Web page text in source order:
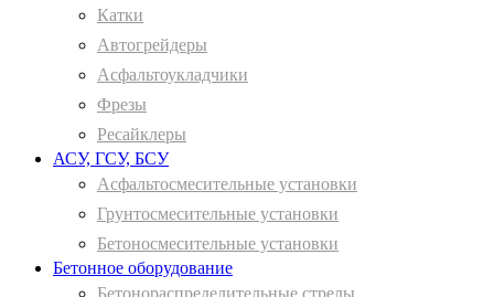
Катки
Автогрейдеры
Асфальтоукладчики
Фрезы
Ресайклеры
АСУ, ГСУ, БСУ
Асфальтосмесительные установки
Грунтосмесительные установки
Бетоносмесительные установки
Бетонное оборудование